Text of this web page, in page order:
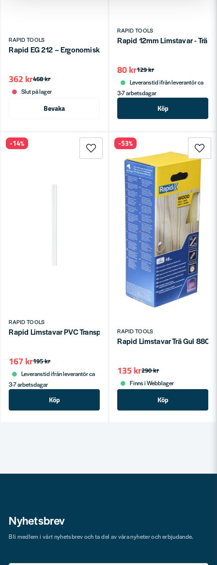
RAPID TOOLS
Rapid EG 212 – Ergonomisk limpistol för hemmaprojekt
468 kr
362 kr
Slut på lager
Bevaka
RAPID TOOLS
Rapid 12mm Limstavar - Trä
129 kr
80 kr
Leveranstid ifrån leverantör ca
3-7 arbetsdagar
Köp
RAPID TOOLS
Rapid Limstavar PVC Transparent 880G
195 kr
167 kr
Leveranstid ifrån leverantör ca
3-7 arbetsdagar
Köp
-14%
RAPID TOOLS
Rapid Limstavar Trä Gul 880G
290 kr
135 kr
Finns i Webblager
Köp
-53%
Nyhetsbrev
Bli medlem i vårt nyhetsbrev och ta del av våra nyheter och erbjudande.